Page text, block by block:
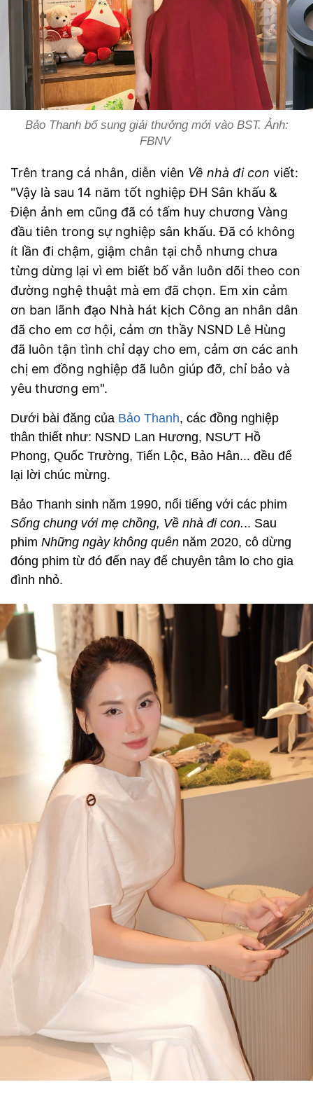
Bảo Thanh bổ sung giải thưởng mới vào BST. Ảnh:
FBNV
Trên trang cá nhân, diễn viên Về nhà đi con viết:
"Vậy là sau 14 năm tốt nghiệp ĐH Sân khấu &
Điện ảnh em cũng đã có tấm huy chương Vàng
đầu tiên trong sự nghiệp sân khấu. Đã có không
ít lần đi chậm, giậm chân tại chỗ nhưng chưa
từng dừng lại vì em biết bố vẫn luôn dõi theo con
đường nghệ thuật mà em đã chọn. Em xin cảm
ơn ban lãnh đạo Nhà hát kịch Công an nhân dân
đã cho em cơ hội, cảm ơn thầy NSND Lê Hùng
đã luôn tận tình chỉ dạy cho em, cảm ơn các anh
chị em đồng nghiệp đã luôn giúp đỡ, chỉ bảo và
yêu thương em".
Dưới bài đăng của Bảo Thanh, các đồng nghiệp
thân thiết như: NSND Lan Hương, NSƯT Hồ
Phong, Quốc Trường, Tiến Lộc, Bảo Hân... đều để
lại lời chúc mừng.
Bảo Thanh sinh năm 1990, nổi tiếng với các phim
Sống chung với mẹ chồng, Về nhà đi con... Sau
phim Những ngày không quên năm 2020, cô dừng
đóng phim từ đó đến nay để chuyên tâm lo cho gia
đình nhỏ.